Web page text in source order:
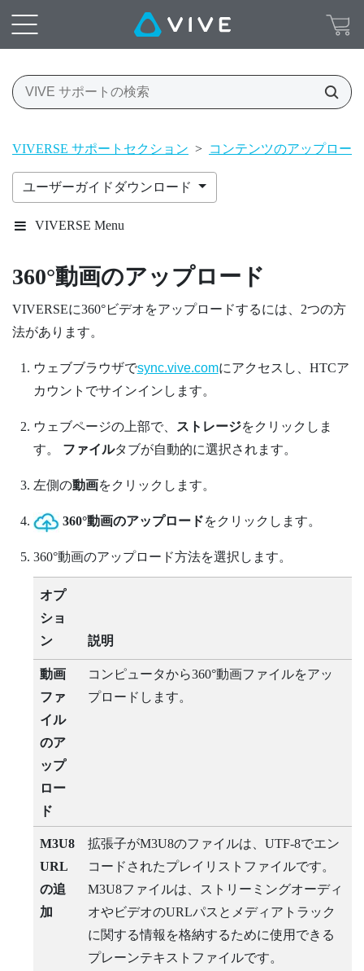
VIVERSE サポートセクション > コンテンツのアップロー
ユーザーガイドダウンロード
VIVERSE Menu
360°動画のアップロード
VIVERSEに360°ビデオをアップロードするには、2つの方
法があります。
ウェブブラウザでsync.vive.comにアクセスし、HTCア
カウントでサインインします。
ウェブページの上部で、 ストレージをクリックしま
す。
ファイルタブが自動的に選択されます。
左側の動画をクリックします。
360°動画のアップロードをクリックします。
360°動画のアップロード方法を選択します。
オプ
ショ
ン
説明
動画
ファ
イル
のア
ップ
ロー
ド
コンピュータから360°動画ファイルをアッ
プロードします。
M3U8
URL
の追
加
拡張子がM3U8のファイルは、UTF-8でエン
コードされたプレイリストファイルです。
M3U8ファイルは、ストリーミングオーディ
オやビデオのURLパスとメディアトラック
に関する情報を格納するために使用できる
プレーンテキストファイルです。